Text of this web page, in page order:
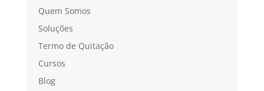
Quem Somos
Soluções
Termo de Quitação
Cursos
Blog